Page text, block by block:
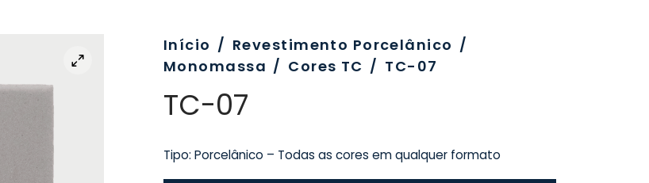
Início / Revestimento Porcelânico /
Monomassa / Cores TC / TC-07
TC-07
Tipo: Porcelânico – Todas as cores em qualquer formato